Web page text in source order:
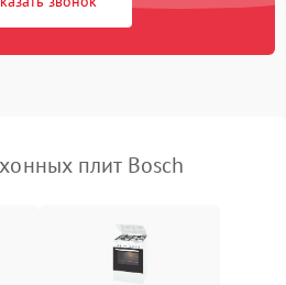
плит Bosch